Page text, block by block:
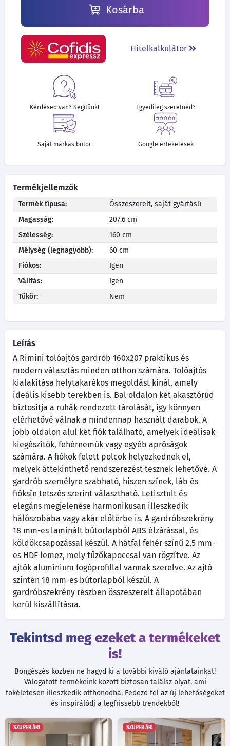
Kosárba
Hitelkalkulátor
Kérdésed van? Segítünk! Egyedileg szeretnéd?
Saját márkás bútor Google értékelések
Termékjellemzők
Termék típusa:
Összeszerelt, saját gyártású
Magasság:
207.6 cm
Szélesség:
160 cm
Mélység (legnagyobb):
60 cm
Fiókos:
Igen
Vállfás:
Igen
Tükör:
Nem
Leírás
A Rimini tolóajtós gardrób 160x207 praktikus és
modern választás minden otthon számára. Tolóajtós
kialakítása helytakarékos megoldást kínál, amely
ideális kisebb terekben is. Bal oldalon két akasztórúd
biztosítja a ruhák rendezett tárolását, így könnyen
elérhetővé válnak a mindennap használt darabok. A
jobb oldalon alul két fiók található, amelyek ideálisak
kiegészítők, fehérneműk vagy egyéb apróságok
számára. A fiókok felett polcok helyezkednek el,
melyek áttekinthető rendszerezést tesznek lehetővé. A
gardrób személyre szabható, hiszen színek, láb és
fióksín tetszés szerint választható. Letisztult és
elegáns megjelenése harmonikusan illeszkedik
hálószobába vagy akár előtérbe is. A gardróbszekrény
18 mm-es laminált bútorlapból ABS élzárással, és
köldökcsapozással készül. A hátfal fehér színű 2,5 mm-
es HDF lemez, mely tűzőkapoccsal van rögzítve. Az
ajtók alumínium fogóprofillal vannak szerelve. Az ajtó
szintén 18 mm-es bútorlapból készül. A
gardróbszekrény részben összeszerelt állapotában
kerül kiszállításra.
Tekintsd meg ezeket a termékeket
is!
Böngészés közben ne hagyd ki a további kiváló ajánlatainkat!
Válogatott termékeink között biztosan találsz olyat, ami
tökéletesen illeszkedik otthonodba. Fedezd fel az új lehetőségeket
és inspirálódj a legfrissebb trendekből!
SZUPER ÁR! SZUPER ÁR!